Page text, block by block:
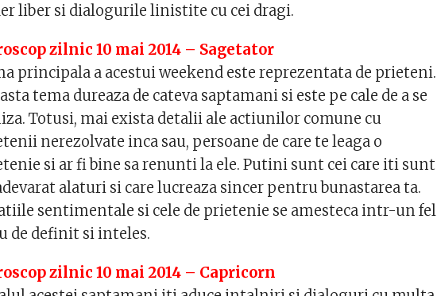
liber si dialogurile linistite cu cei dragi.
zilnic 10 mai 2014 – Sagetator
principala a acestui weekend este reprezentata de prieteni.
tema dureaza de cateva saptamani si este pe cale de a se
Totusi, mai exista detalii ale actiunilor comune cu
nerezolvate inca sau, persoane de care te leaga o
si ar fi bine sa renunti la ele. Putini sunt cei care iti sunt
alaturi si care lucreaza sincer pentru bunastarea ta.
sentimentale si cele de prietenie se amesteca intr-un fel
de definit si inteles.
zilnic 10 mai 2014 – Capricorn